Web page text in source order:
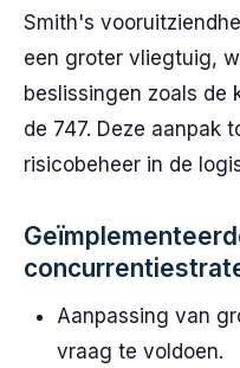
Smith's
een groter vliegtuig,
beslissingen zoals de
de 747. Deze aanpak
risicobeheer in de
Aanpassing van
vraag te voldoen.